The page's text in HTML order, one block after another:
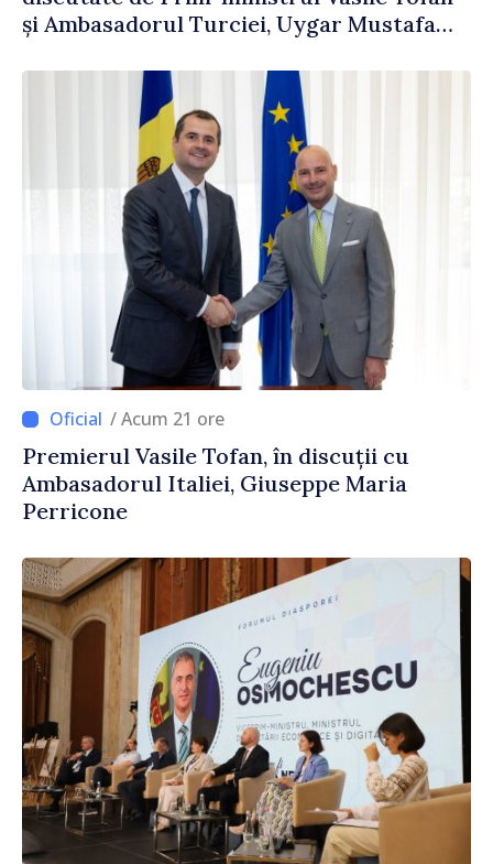
și Ambasadorul Turciei, Uygar Mustafa
/ Acum 21 ore
Premierul Vasile Tofan, în discuții cu
Ambasadorul Italiei, Giuseppe Maria
Perricone